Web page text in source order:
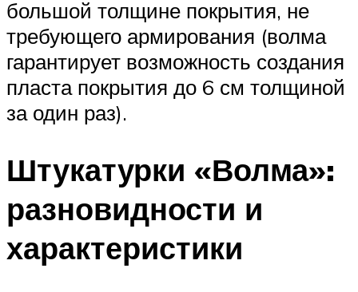
большой толщине покрытия, не
требующего армирования (волма
гарантирует возможность создания
пласта покрытия до 6 см толщиной
за один раз).
Штукатурки «Волма»:
разновидности и
характеристики